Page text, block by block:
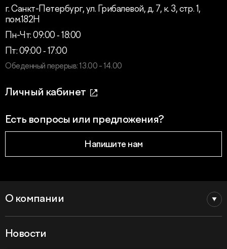
г. Санкт-Петербург, ул. Грибалевой, д. 7, к. 3, стр. 1,
пом.182Н
Пн-Чт: 09:00 ‑ 18:00
Пт: 09:00 ‑ 17:00
Обеденный перерыв: 13.00 - 14.00
Личный кабинет
Есть вопросы или предложения?
Напишите нам
О компании
Новости